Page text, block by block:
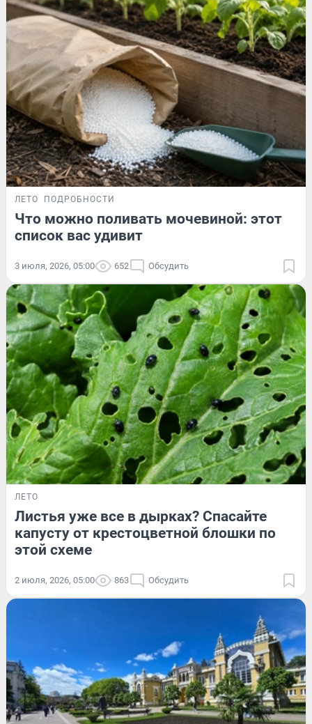
ЛЕТО ПОДРОБНОСТИ
Что можно поливать мочевиной: этот
список вас удивит
3 июля, 2026, 05:00 652 Обсудить
ЛЕТО
Листья уже все в дырках? Спасайте
капусту от крестоцветной блошки по
этой схеме
2 июля, 2026, 05:00 863 Обсудить